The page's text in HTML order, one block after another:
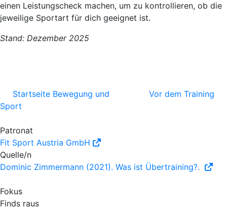
einen Leistungscheck machen, um zu kontrollieren, ob die
jeweilige Sportart für dich geeignet ist.
Stand: Dezember 2025
Startseite Bewegung und
Sport
Vor dem Training
Patronat
Fit Sport Austria GmbH
Quelle/n
Dominic Zimmermann (2021). Was ist Übertraining?.
Fokus
Finds raus